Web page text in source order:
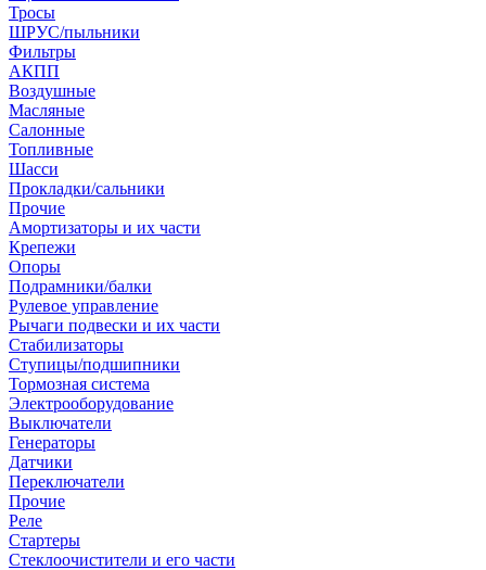
Тросы
ШРУС/пыльники
Фильтры
АКПП
Воздушные
Масляные
Салонные
Топливные
Шасси
Прокладки/сальники
Прочие
Амортизаторы и их части
Крепежи
Опоры
Подрамники/балки
Рулевое управление
Рычаги подвески и их части
Стабилизаторы
Ступицы/подшипники
Тормозная система
Электрооборудование
Выключатели
Генераторы
Датчики
Переключатели
Прочие
Реле
Стартеры
Стеклоочистители и его части